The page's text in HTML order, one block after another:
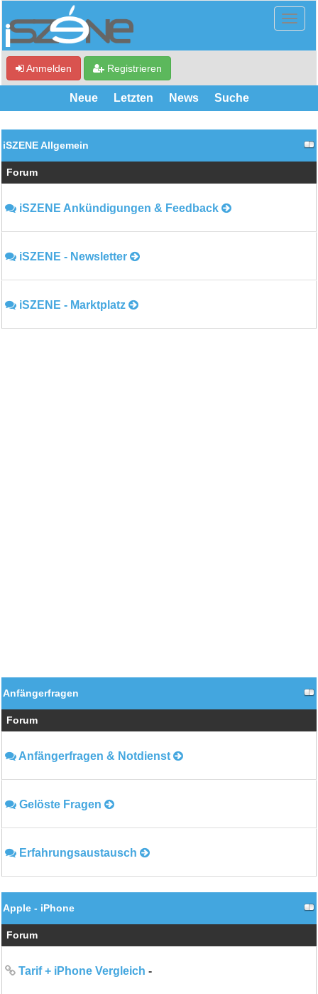
Anmelden Registrieren
Neue Letzten News Suche
iSZENE Allgemein
Forum
iSZENE Ankündigungen & Feedback
iSZENE - Newsletter
iSZENE - Marktplatz
Anfängerfragen
Forum
Anfängerfragen & Notdienst
Gelöste Fragen
Erfahrungsaustausch
Apple - iPhone
Forum
Tarif + iPhone Vergleich -